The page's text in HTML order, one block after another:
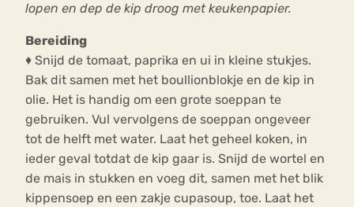
lopen en dep de kip droog met keukenpapier.
Bereiding
♦ Snijd de tomaat, paprika en ui in kleine stukjes.
Bak dit samen met het boullionblokje en de kip in
olie. Het is handig om een grote soeppan te
gebruiken. Vul vervolgens de soeppan ongeveer
tot de helft met water. Laat het geheel koken, in
ieder geval totdat de kip gaar is. Snijd de wortel en
de mais in stukken en voeg dit, samen met het blik
kippensoep en een zakje cupasoup, toe. Laat het